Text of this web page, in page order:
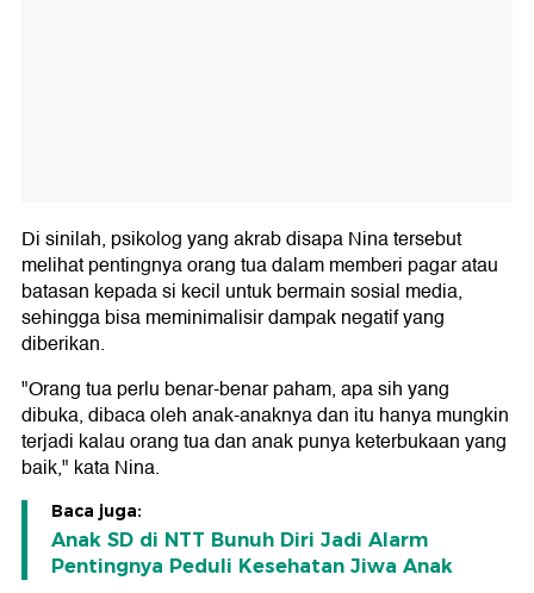
Di sinilah, psikolog yang akrab disapa Nina tersebut
melihat pentingnya orang tua dalam memberi pagar atau
batasan kepada si kecil untuk bermain sosial media,
sehingga bisa meminimalisir dampak negatif yang
diberikan.
"Orang tua perlu benar-benar paham, apa sih yang
dibuka, dibaca oleh anak-anaknya dan itu hanya mungkin
terjadi kalau orang tua dan anak punya keterbukaan yang
baik," kata Nina.
Baca juga:
Anak SD di NTT Bunuh Diri Jadi Alarm
Pentingnya Peduli Kesehatan Jiwa Anak